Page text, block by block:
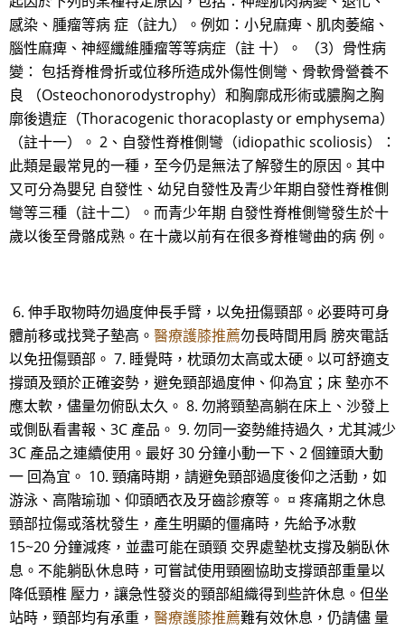
感染、腫瘤等病 症（註九）。例如：小兒麻痺、肌肉萎縮、
腦性麻痺、神經纖維腫瘤等等病症（註 十）。 （3）骨性病
變： 包括脊椎骨折或位移所造成外傷性側彎、骨軟骨營養不
良 （Osteochonorodystrophy）和胸廓成形術或膿胸之胸
廓後遺症（Thoracogenic thoracoplasty or emphysema）
（註十一）。 2、自發性脊椎側彎（idiopathic scoliosis）：
此類是最常見的一種，至今仍是無法了解發生的原因。其中
又可分為嬰兒 自發性、幼兒自發性及青少年期自發性脊椎側
彎等三種（註十二）。而青少年期 自發性脊椎側彎發生於十
歲以後至骨骼成熟。在十歲以前有在很多脊椎彎曲的病 例。
6. 伸手取物時勿過度伸長手臂，以免扭傷頸部。必要時可身
體前移或找凳子墊高。 醫療護膝推薦勿長時間用肩 膀夾電話
以免扭傷頸部。 7. 睡覺時，枕頭勿太高或太硬。以可舒適支
撐頭及頸於正確姿勢，避免頸部過度伸、仰為宜；床 墊亦不
應太軟，儘量勿俯臥太久。 8. 勿將頸墊高躺在床上、沙發上
或側臥看書報、3C 產品。 9. 勿同一姿勢維持過久，尤其減少
3C 產品之連續使用。最好 30 分鐘小動一下、2 個鐘頭大動
一 回為宜。 10. 頸痛時期，請避免頸部過度後仰之活動，如
游泳、高階瑜珈、仰頭晒衣及牙齒診療等。 ¤ 疼痛期之休息
頸部拉傷或落枕發生，產生明顯的僵痛時，先給予冰敷
15~20 分鐘減疼，並盡可能在頭頸 交界處墊枕支撐及躺臥休
息。不能躺臥休息時，可嘗試使用頸圈協助支撐頭部重量以
降低頸椎 壓力，讓急性發炎的頸部組織得到些許休息。但坐
站時，頸部均有承重， 醫療護膝推薦難有效休息，仍請儘 量